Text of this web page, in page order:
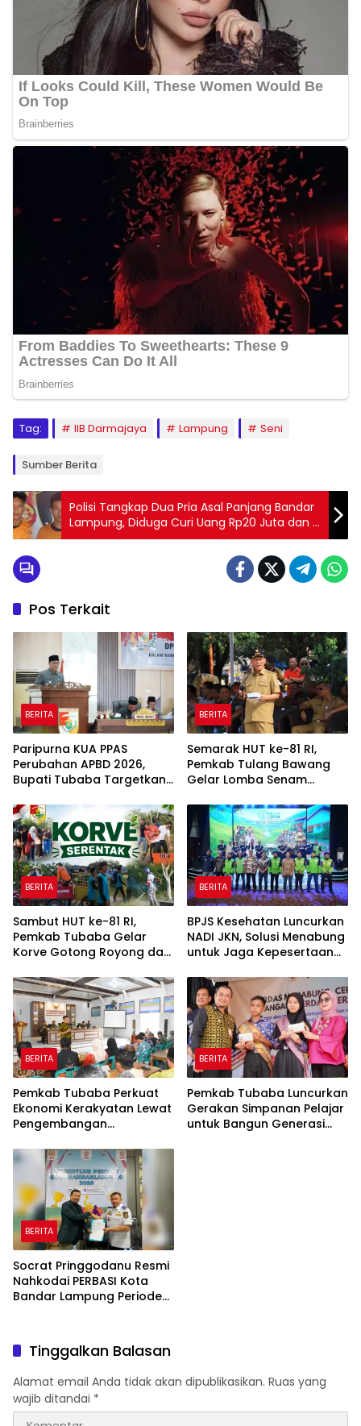
Tag: IIB Darmajaya Lampung Seni
Sumber Berita
Polisi Tangkap Dua Pria Asal Panjang Bandar
Lampung, Diduga Curi Uang Rp20 Juta dan 11
Slop Rokok di Pasar Panjang
Pos Terkait
BERITA
Paripurna KUA PPAS
Perubahan APBD 2026,
Bupati Tubaba Targetkan
Rp820,3 Miliar
BERITA
Semarak HUT ke-81 RI,
Pemkab Tulang Bawang
Gelar Lomba Senam
BERITA
Sambut HUT ke-81 RI,
Pemkab Tubaba Gelar
Korve Gotong Royong dan
BERITA
BPJS Kesehatan Luncurkan
NADI JKN, Solusi Menabung
untuk Jaga Kepesertaan
BERITA
Pemkab Tubaba Perkuat
Ekonomi Kerakyatan Lewat
Pengembangan
Penyaluran KUR
BERITA
Pemkab Tubaba Luncurkan
Gerakan Simpanan Pelajar
untuk Bangun Generasi
BERITA
Socrat Pringgodanu Resmi
Nahkodai PERBASI Kota
Bandar Lampung Periode
Tinggalkan Balasan
Alamat email Anda tidak akan dipublikasikan. Ruas yang
wajib ditandai *